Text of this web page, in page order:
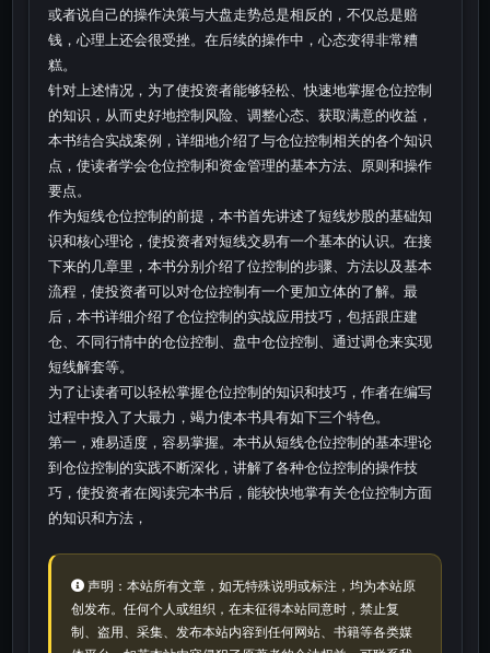
或者说自己的操作决策与大盘走势总是相反的，不仅总是赔
钱，心理上还会很受挫。在后续的操作中，心态变得非常糟
糕。
针对上述情况，为了使投资者能够轻松、快速地掌握仓位控制
的知识，从而史好地控制风险、调整心态、获取满意的收益，
本书结合实战案例，详细地介绍了与仓位控制相关的各个知识
点，使读者学会仓位控制和资金管理的基本方法、原则和操作
要点。
作为短线仓位控制的前提，本书首先讲述了短线炒股的基础知
识和核心理论，使投资者对短线交易有一个基本的认识。在接
下来的几章里，本书分别介绍了位控制的步骤、方法以及基本
流程，使投资者可以对仓位控制有一个更加立体的了解。最
后，本书详细介绍了仓位控制的实战应用技巧，包括跟庄建
仓、不同行情中的仓位控制、盘中仓位控制、通过调仓来实现
短线解套等。
为了让读者可以轻松掌握仓位控制的知识和技巧，作者在编写
过程中投入了大最力，竭力使本书具有如下三个特色。
第一，难易适度，容易掌握。本书从短线仓位控制的基本理论
到仓位控制的实践不断深化，讲解了各种仓位控制的操作技
巧，使投资者在阅读完本书后，能较快地掌有关仓位控制方面
的知识和方法，
声明：本站所有文章，如无特殊说明或标注，均为本站原
创发布。任何个人或组织，在未征得本站同意时，禁止复
制、盗用、采集、发布本站内容到任何网站、书籍等各类媒